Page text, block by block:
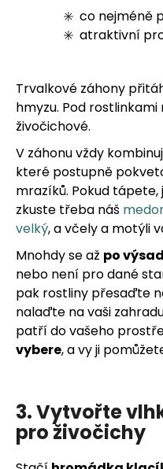
✳️ co nejméně
✳️ atraktivní
Trvalkové záhony
hmyzu. Pod
živočichové.
V záhonu vždy
které postupně
mrazíků. Pokud
zkuste třeba náš
velký, a včely a motýli
Mnohdy se až po
nebo není pro dané
pak rostliny přesaďte
nalaďte na vaši
patří do vašeho
vybere, a vy ji
3. Vytvořte
pro živočichy